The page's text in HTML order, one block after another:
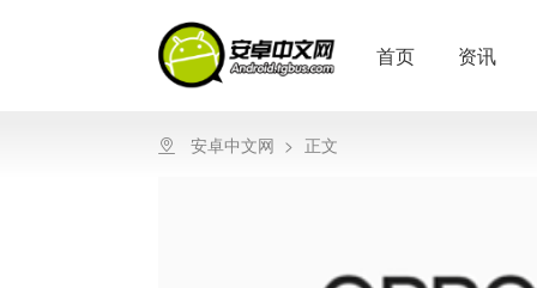
首页 资讯
安卓中文网 > 正文